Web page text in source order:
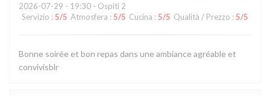
2026-07-29 - 19:30 - Ospiti 2
Servizio : 5/5 Atmosfera : 5/5 Cucina : 5/5 Qualità / Prezzo : 5/5
Bonne soirée et bon repas dans une ambiance agréable et
convivisblr